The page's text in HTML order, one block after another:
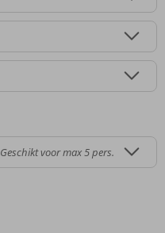
Geschikt voor max 5 pers.